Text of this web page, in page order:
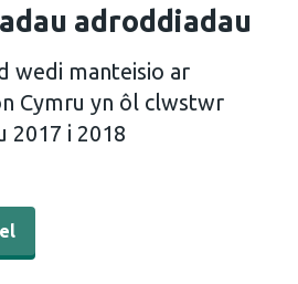
adroddiadau
wedi manteisio ar
Cymru yn ôl clwstwr
2017 i 2018
niferoedd sydd wedi manteisio